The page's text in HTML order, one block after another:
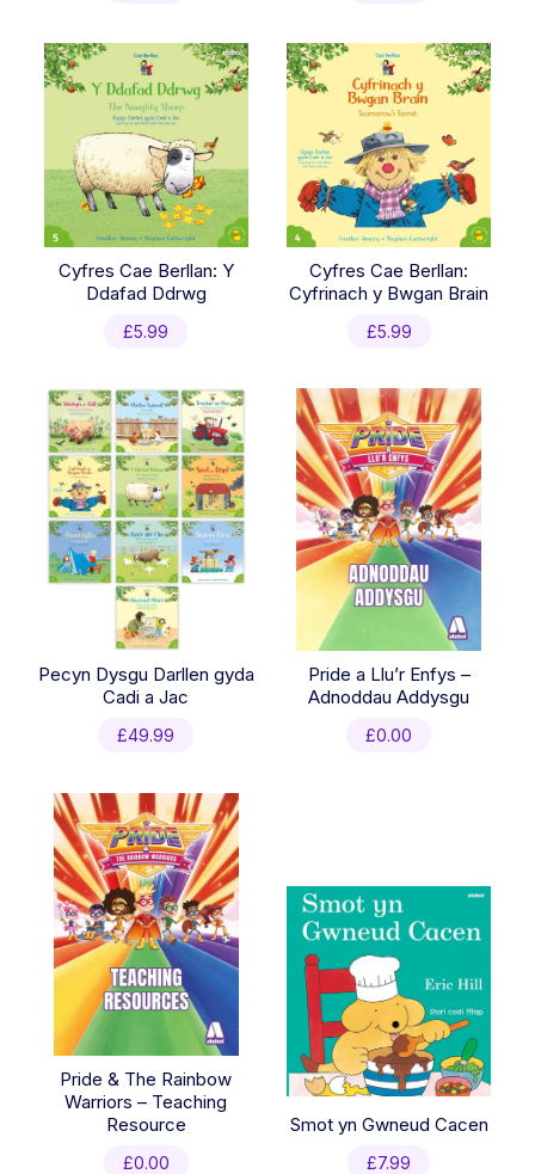
Cyfres Cae Berllan: Y
Ddafad Ddrwg
£5.99
Cyfres Cae Berllan:
Cyfrinach y Bwgan Brain
£5.99
Pecyn Dysgu Darllen gyda
Cadi a Jac
£49.99
Pride a Llu’r Enfys –
Adnoddau Addysgu
£0.00
Pride & The Rainbow
Warriors – Teaching
Resource
£0.00
Smot yn Gwneud Cacen
£7.99